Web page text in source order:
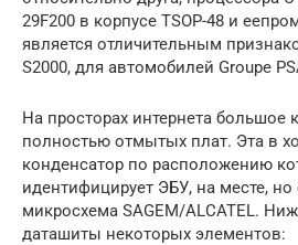
29F200 в корпусе TSOP-48 и
является отличительным
S2000, для автомобилей Groupe
На просторах интернета большое
полностью отмытых плат. Эта в
конденсатор по расположению
идентифицирует ЭБУ, на месте, но
микросхема SAGEM/ALCATEL.
даташиты некоторых элементов: